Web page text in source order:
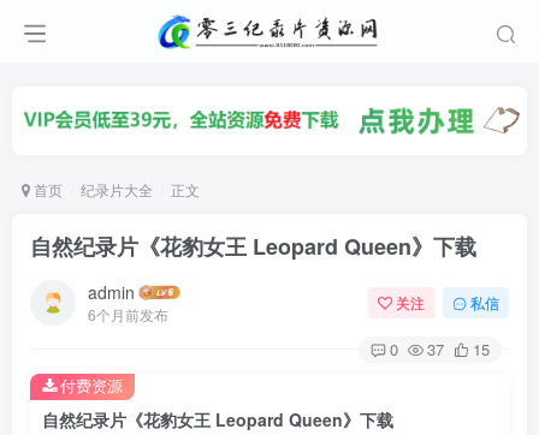
首页 纪录片大全 正文
自然纪录片《花豹女王 Leopard Queen》下载
admin
6个月前发布
关注 私信
0 37 15
自然纪录片《花豹女王 Leopard Queen》下载
付费资源